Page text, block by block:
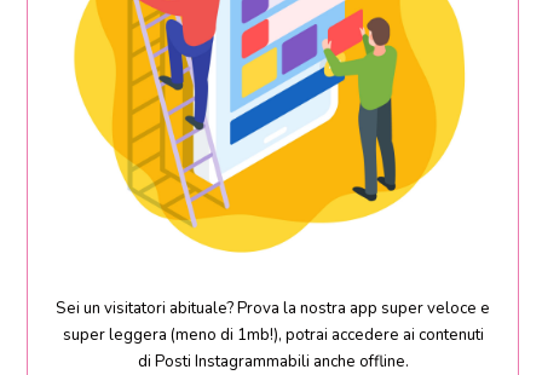
Sei un visitatori abituale? Prova la nostra app super veloce e
super leggera (meno di 1mb!), potrai accedere ai contenuti
di Posti Instagrammabili anche offline.